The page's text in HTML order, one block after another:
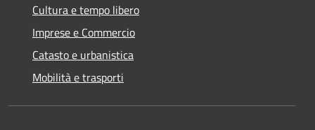
Cultura e tempo libero
Imprese e Commercio
Catasto e urbanistica
Mobilità e trasporti